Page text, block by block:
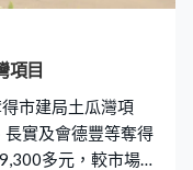
項目
市建局土瓜灣項
實及會德豐等奪得
多元，較市場預